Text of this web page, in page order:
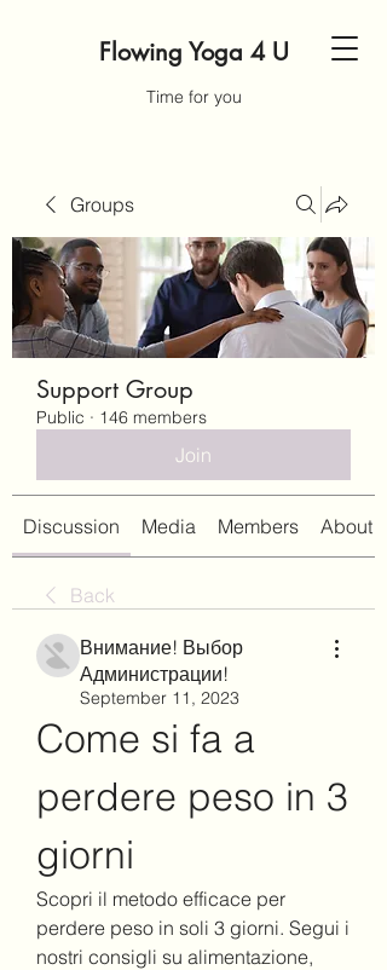
Flowing Yoga 4 U
Time for you
Groups
Support Group
Public · 146 members
Join
Discussion Media Members About
Back
Внимание! Выбор
Администрации!
September 11, 2023
Come si fa a
perdere peso in 3
giorni
Scopri il metodo efficace per
perdere peso in soli 3 giorni. Segui i
nostri consigli su alimentazione,